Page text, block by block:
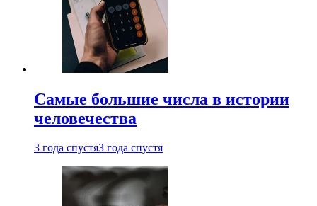
Самые большие числа в истории
человечества
3 года спустя3 года спустя